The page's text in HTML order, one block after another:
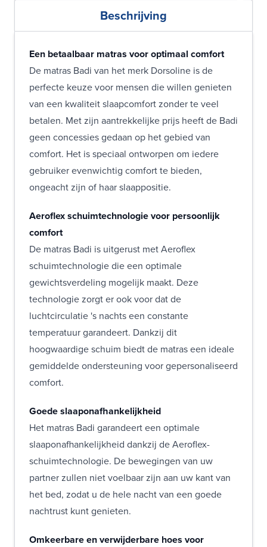
Beschrijving
Een betaalbaar matras voor optimaal comfort
De matras Badi van het merk Dorsoline is de
perfecte keuze voor mensen die willen genieten
van een kwaliteit slaapcomfort zonder te veel
betalen. Met zijn aantrekkelijke prijs heeft de Badi
geen concessies gedaan op het gebied van
comfort. Het is speciaal ontworpen om iedere
gebruiker evenwichtig comfort te bieden,
ongeacht zijn of haar slaappositie.
Aeroflex schuimtechnologie voor persoonlijk
comfort
De matras Badi is uitgerust met Aeroflex
schuimtechnologie die een optimale
gewichtsverdeling mogelijk maakt. Deze
technologie zorgt er ook voor dat de
luchtcirculatie 's nachts een constante
temperatuur garandeert. Dankzij dit
hoogwaardige schuim biedt de matras een ideale
gemiddelde ondersteuning voor gepersonaliseerd
comfort.
Goede slaaponafhankelijkheid
Het matras Badi garandeert een optimale
slaaponafhankelijkheid dankzij de Aeroflex-
schuimtechnologie. De bewegingen van uw
partner zullen niet voelbaar zijn aan uw kant van
het bed, zodat u de hele nacht van een goede
nachtrust kunt genieten.
Omkeerbare en verwijderbare hoes voor